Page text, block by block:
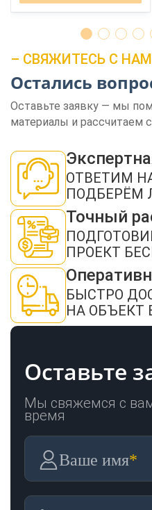
– СВЯЖИТЕСЬ С
Остались
Оставьте заявку — мы
материалы и рассчитаем
ОТВЕТИМ
ПОДБЕРЁМ
Точный
ПРОЕКТ
БЫСТРО
НА ОБЪЕКТ
Оставьте
Мы свяжемся с
время
Ваше имя*
Нажимая кнопку "Отправить", я
персональных данных в
персональных данных", на
конфиденциальности